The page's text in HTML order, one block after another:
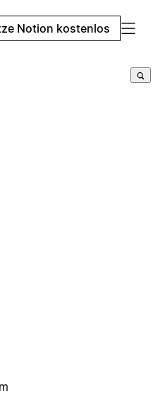
Notion kostenlos